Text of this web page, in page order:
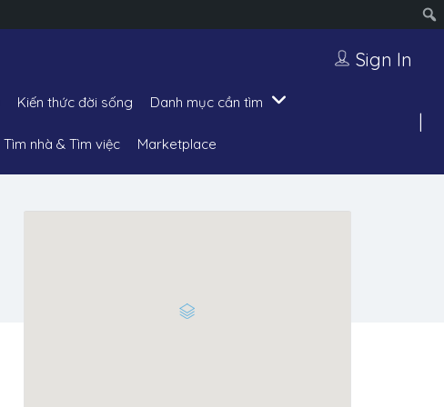
Sign In
Kiến thức đời sống Danh mục cần tìm
Tìm nhà & Tìm việc Marketplace